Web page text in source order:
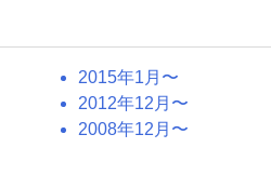
2015年1月〜
2012年12月〜
2008年12月〜